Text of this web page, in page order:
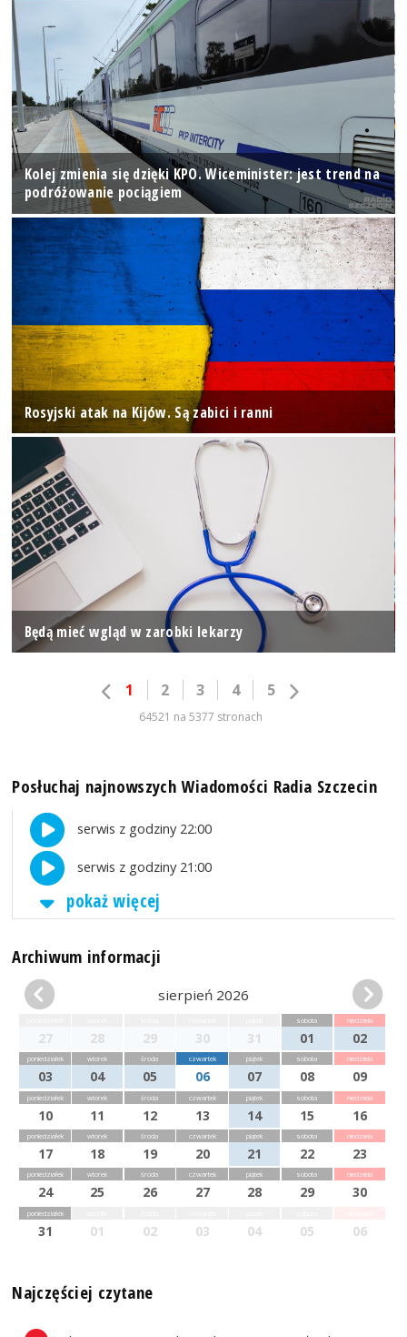
Kolej zmienia się dzięki KPO. Wiceminister: jest trend na
podróżowanie pociągiem
Rosyjski atak na Kijów. Są zabici i ranni
Będą mieć wgląd w zarobki lekarzy
1 2 3 4 5
64521 na 5377 stronach
Posłuchaj najnowszych Wiadomości Radia Szczecin
serwis z godziny 22:00
serwis z godziny 21:00
pokaż więcej
Archiwum informacji
sierpień 2026
27 28 29 30 31
sobota
01
niedziela
02
poniedziałek
03
wtorek
04
środa
05
czwartek
06
piątek
07
sobota
08
niedziela
09
poniedziałek
10
wtorek
11
środa
12
czwartek
13
piątek
14
sobota
15
niedziela
16
poniedziałek
17
wtorek
18
środa
19
czwartek
20
piątek
21
sobota
22
niedziela
23
poniedziałek
24
wtorek
25
środa
26
czwartek
27
piątek
28
sobota
29
niedziela
30
poniedziałek
31 01 02 03 04 05 06
Najczęściej czytane